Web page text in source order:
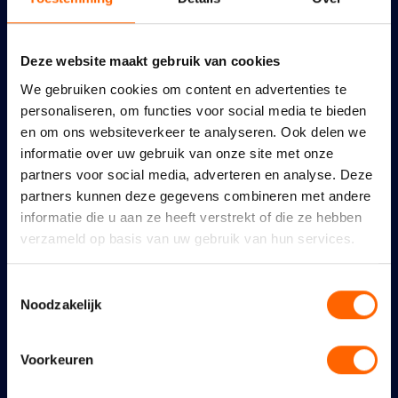
Deze website maakt gebruik van cookies
We gebruiken cookies om content en advertenties te
personaliseren, om functies voor social media te bieden
en om ons websiteverkeer te analyseren. Ook delen we
informatie over uw gebruik van onze site met onze
partners voor social media, adverteren en analyse. Deze
partners kunnen deze gegevens combineren met andere
informatie die u aan ze heeft verstrekt of die ze hebben
verzameld op basis van uw gebruik van hun services.
Noodzakelijk
Voorkeuren
Een geweldig feest verdient
goede bescherming
Maidenspeech Dennis